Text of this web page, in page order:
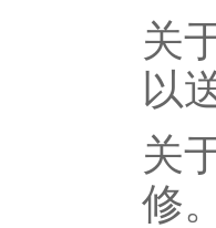
关
以
关
修